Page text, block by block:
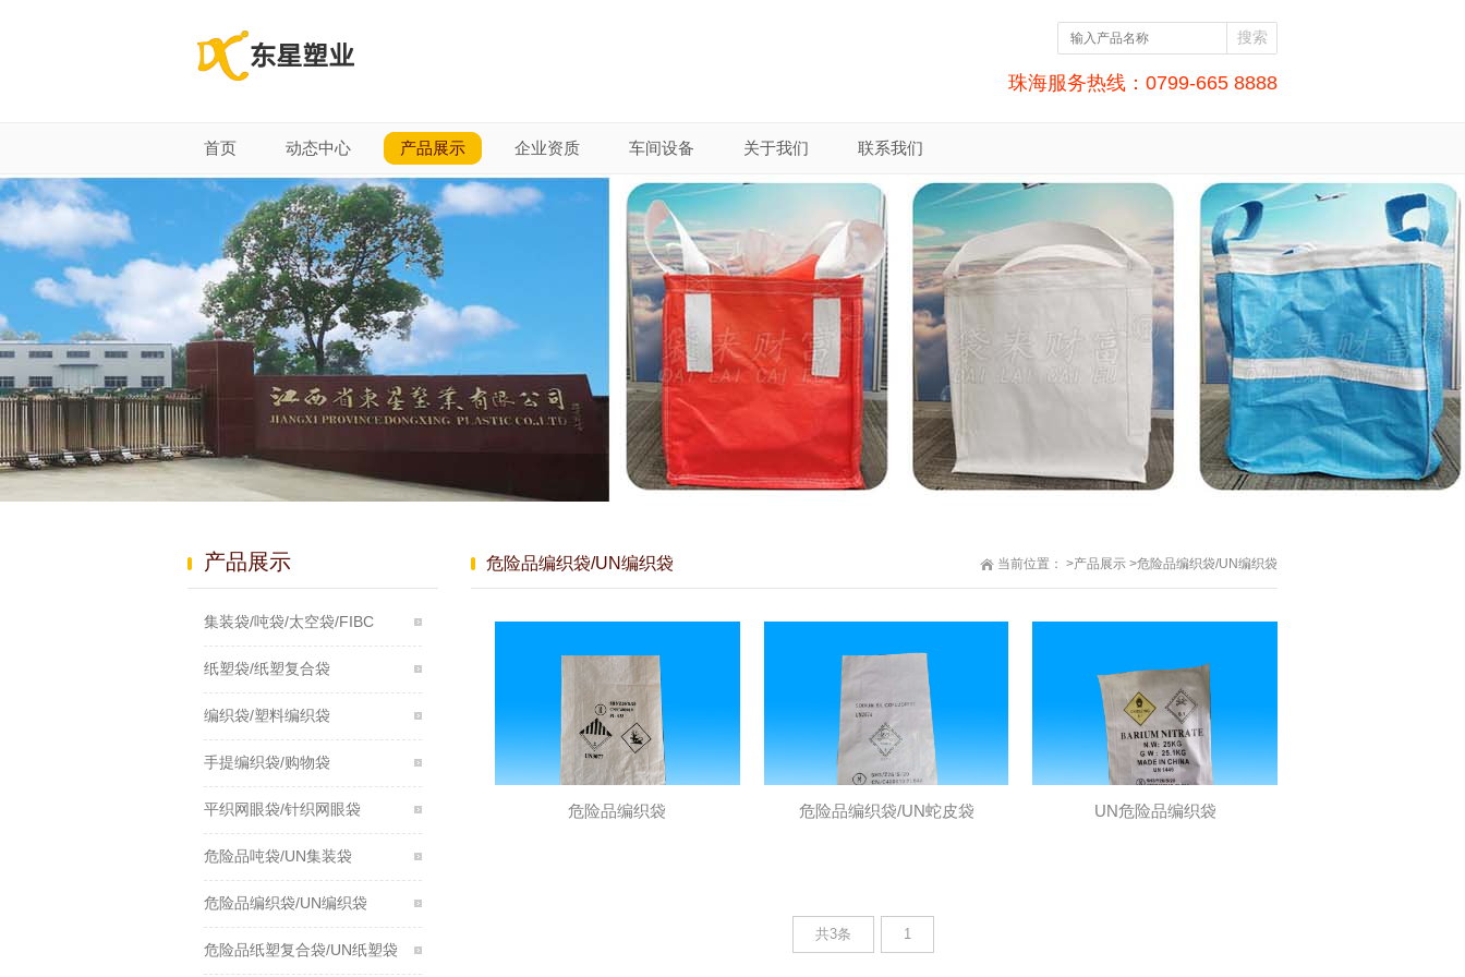
珠海服务热线：0799-665 8888
首页 动态中心 产品展示 企业资质 车间设备 关于我们 联系我们
当前位置： >产品展示 >危险品编织袋/UN编织袋
危险品编织袋/UN编织袋
危险品编织袋 危险品编织袋/UN蛇皮袋 UN危险品编织袋
共3条 1
产品展示
集装袋/吨袋/太空袋/FIBC
纸塑袋/纸塑复合袋
编织袋/塑料编织袋
手提编织袋/购物袋
平织网眼袋/针织网眼袋
危险品吨袋/UN集装袋
危险品编织袋/UN编织袋
危险品纸塑复合袋/UN纸塑袋